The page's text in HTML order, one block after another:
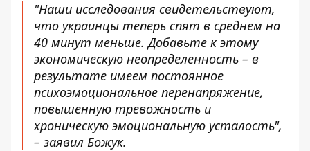
"Наши исследования свидетельствуют,
что украинцы теперь спят в среднем на
40 минут меньше. Добавьте к этому
экономическую неопределенность – в
результате имеем постоянное
психоэмоциональное перенапряжение,
повышенную тревожность и
хроническую эмоциональную усталость",
– заявил Божук.